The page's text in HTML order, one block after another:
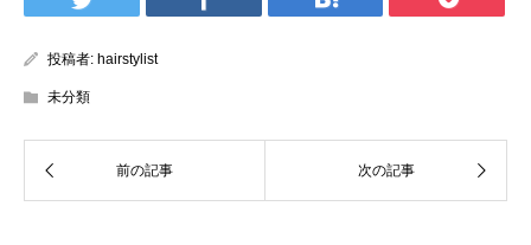
投稿者: hairstylist
未分類